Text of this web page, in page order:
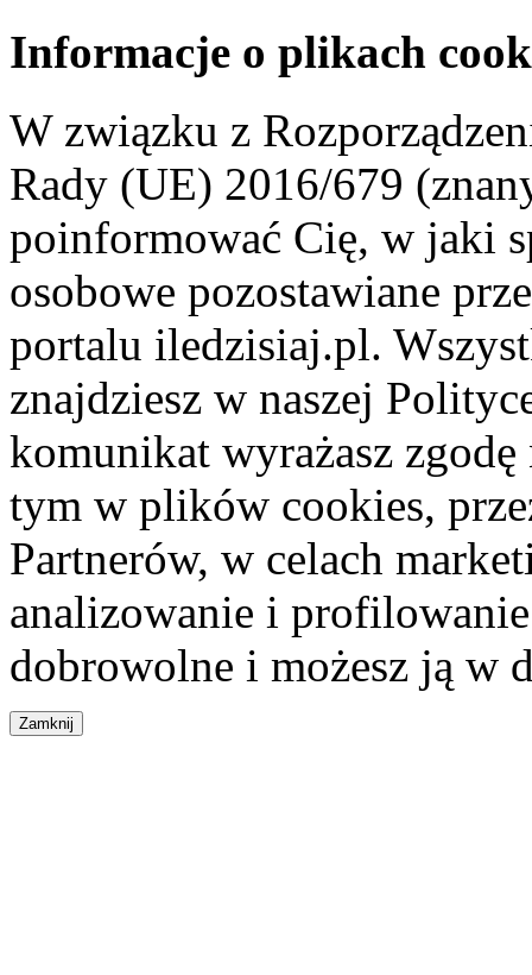
Informacje o plikach
W związku z
Rady (UE) 2016/679
poinformować Cię, w jaki
osobowe pozostawiane
portalu iledzisiaj.pl.
znajdziesz w naszej
komunikat wyrażasz
tym w plików cookies,
Partnerów, w celach
analizowanie i
dobrowolne i możesz ją w